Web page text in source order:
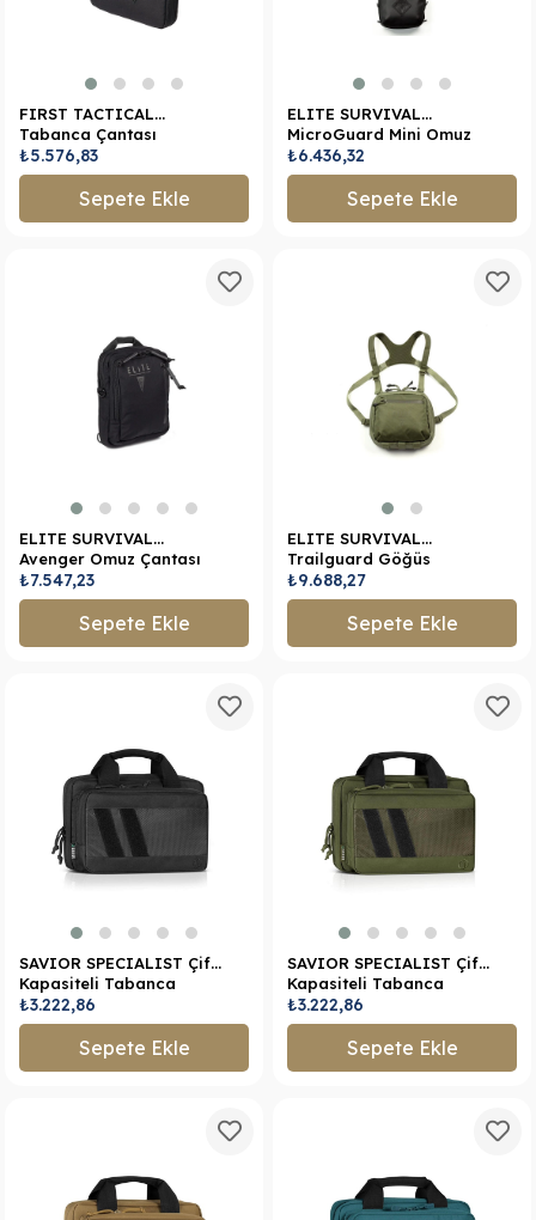
FIRST TACTICAL
Tabanca Çantası
₺5.576,83
Sepete Ekle
ELITE SURVIVAL
MicroGuard Mini Omuz
Çantası
₺6.436,32
Sepete Ekle
ELITE SURVIVAL
Avenger Omuz Çantası
₺7.547,23
Sepete Ekle
ELITE SURVIVAL
Trailguard Göğüs
çantası
₺9.688,27
Sepete Ekle
SAVIOR SPECIALIST Çift
Kapasiteli Tabanca
Çantası (Siyah)
₺3.222,86
Sepete Ekle
SAVIOR SPECIALIST Çift
Kapasiteli Tabanca
Çantası (K.Yeşil)
₺3.222,86
Sepete Ekle